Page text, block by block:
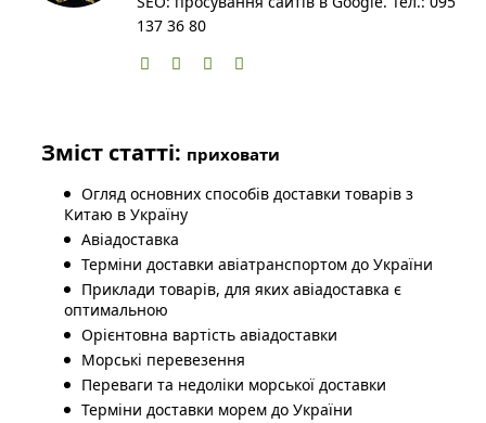
137 36 80
Зміст статті: приховати
Огляд основних способів доставки товарів з
Китаю в Україну
Авіадоставка
Терміни доставки авіатранспортом до України
Приклади товарів, для яких авіадоставка є
оптимальною
Орієнтовна вартість авіадоставки
Морські перевезення
Переваги та недоліки морської доставки
Терміни доставки морем до України